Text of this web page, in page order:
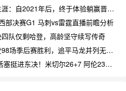
自2021年后，终于体验躺赢晋级滋味
部决赛G1 马刺vs雷霆直播前瞻分析
队仅剩哈登，高龄坚守续写传奇
后赛胜利，追平马龙并列无冠球员历史第一
！米切尔26+7 阿伦23分 梅里尔23分 詹金斯17分